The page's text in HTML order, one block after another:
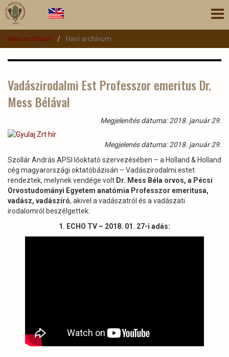
Ugrás
tartalomra
Havi archívum
Havi archívum
Vadászirodalmi Est Professzor emeritus Dr.
Mess Bélával
Megjelenítés dátuma: 2018. január 29.
Megjelenés dátuma: 2018. január 29.
Szollár András APSI lőoktató szervezésében – a Holland & Holland
cég magyarországi oktatóbázisán – Vadászirodalmi estet
rendeztek, melynek vendége volt Dr. Mess Béla orvos, a Pécsi
Orvostudományi Egyetem anatómia Professzor emeritusa,
vadász, vadászíró, akivel a vadászatról és a vadászati
irodalomról beszélgettek:
1. ECHO TV – 2018. 01. 27-i adás: